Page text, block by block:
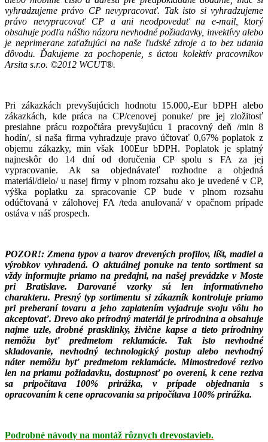
vyhradzujeme právo CP nevypracovať. Tak isto si vyhradzujeme
právo nevypracovať CP a ani neodpovedať na e-mail, ktorý
obsahuje podľa nášho názoru nevhodné požiadavky, invektívy alebo
je neprimerane zaťažujúci na naše ľudské zdroje a to bez udania
dôvodu. Ďakujeme za pochopenie, s úctou kolektív pracovníkov
Arsita s.r.o. ©2012 WCUT®.
Pri zákazkách prevyšujúcich hodnotu 15.000,-Eur bDPH alebo
zákazkách, kde práca na CP/cenovej ponuke/ pre jej zložitosť
presiahne prácu rozpočtára prevyšujúcu 1 pracovný deň /min 8
hodín/, si naša firma vyhradzuje pravo účtovať 0,67% poplatok z
objemu zákazky, min však 100Eur bDPH. Poplatok je splatný
najneskôr do 14 dní od doručenia CP spolu s FA za jej
vypracovanie. Ak sa objednávateľ rozhodne a objedná
materiál/dielo/ u nasej firmy v plnom rozsahu ako je uvedené v CP,
výška poplatku za spracovanie CP bude v plnom rozsahu
odúčtovaná v zálohovej FA /teda anulovaná/ v opačnom prípade
ostáva v náš prospech.
POZOR!: Zmena typov a tvarov drevených profilov, líšt, madiel a
výrobkov vyhradená. O aktuálnej ponuke na tento sortiment sa
vždy informujte priamo na predajni, na našej prevádzke v Moste
pri Bratislave. Darované vzorky sú len informatívneho
charakteru. Presný typ sortimentu si zákazník kontroluje priamo
pri preberaní tovaru a jeho zaplatením vyjadruje svoju vôlu ho
akceptovať. Drevo ako prírodný materiál je prírodnina a obsahuje
najme uzle, drobné prasklinky, živične kapse a tieto prírodniny
nemôžu byť predmetom reklamácie. Tak isto nevhodné
skladovanie, nevhodný technologický postup alebo nevhodný
náter nemôžu byť predmetom reklamácie. Mimostredové rezivo
len na priamu požiadavku, dostupnosť po overení, k cene reziva
sa pripočítava 100% prirážka, v prípade objednania s
opracovaním k cene opracovania sa pripočítava 100% prirážka.
Podrobné návody na montáž rôznych drevostavieb.